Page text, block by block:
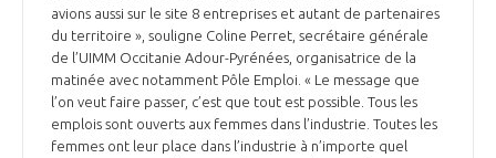
avions aussi sur le site 8 entreprises et autant de partenaires
du territoire », souligne Coline Perret, secrétaire générale
de l’UIMM Occitanie Adour-Pyrénées, organisatrice de la
matinée avec notamment Pôle Emploi. « Le message que
l’on veut faire passer, c’est que tout est possible. Tous les
emplois sont ouverts aux femmes dans l’industrie. Toutes les
femmes ont leur place dans l’industrie à n’importe quel